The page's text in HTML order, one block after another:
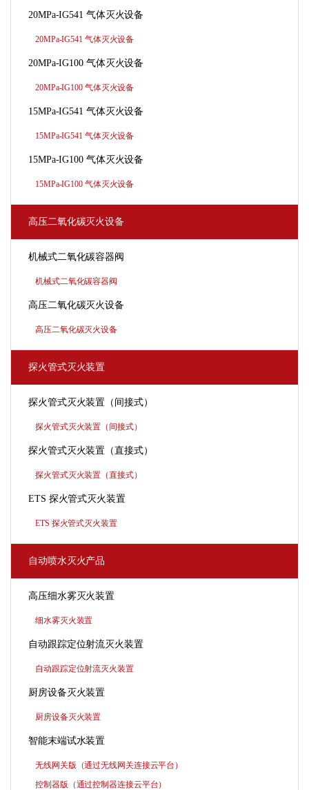
20MPa-IG541 气体灭火设备
20MPa-IG541 气体灭火设备
20MPa-IG100 气体灭火设备
20MPa-IG100 气体灭火设备
15MPa-IG541 气体灭火设备
15MPa-IG541 气体灭火设备
15MPa-IG100 气体灭火设备
15MPa-IG100 气体灭火设备
高压二氧化碳灭火设备
机械式二氧化碳容器阀
机械式二氧化碳容器阀
高压二氧化碳灭火设备
高压二氧化碳灭火设备
探火管式灭火装置
探火管式灭火装置（间接式）
探火管式灭火装置（间接式）
探火管式灭火装置（直接式）
探火管式灭火装置（直接式）
ETS 探火管式灭火装置
ETS 探火管式灭火装置
自动喷水灭火产品
高压细水雾灭火装置
细水雾灭火装置
自动跟踪定位射流灭火装置
自动跟踪定位射流灭火装置
厨房设备灭火装置
厨房设备灭火装置
智能末端试水装置
无线网关版（通过无线网关连接云平台）
控制器版（通过控制器连接云平台）